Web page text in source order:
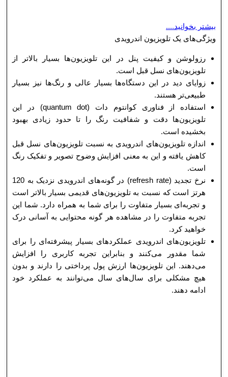
بیشتر بخوانید....
ویژگی‌های یک تلویزیون اندرویدی
رزولوشن و کیفیت پنل در این تلویزیون‌ها بسیار بالا‌تر از
تلویزیون‌های نسل قبل است.
زوایای دید در این دستگاه‌ها بسیار عالی و رنگ‌ها نیز بسیار
طبیعی‌تر هستند.
استفاده از فناوری کوانتوم دات (quantum dot) در این
تلویزیون‌ها دقت و شفافیت رنگ را تا حدود زیادی بهبود
بخشیده است.
اندازه تلویزیون‌های اندرویدی به نسبت تلویزیون‌های نسل قبل
کاهش یافته و این به معنی افزایش وضوح تصویر و تفکیک رنگ
است.
نرخ تجدید (refresh rate) در گونه‌های اندرویدی نزدیک به 120
هرتز است که نسبت به تلویزیون‌های قدیمی بسیار بالا‌تر است
و تجربه‌ای بسیار متفاوت را برای شما به همراه دارد. شما این
تجربه متفاوت را در مشاهده هر گونه محتوایی به آسانی درک
خواهید کرد.
تلویزیون‌های اندرویدی عملکرد‌های بسیار پیشرفته‌ای را برای
شما مقدور می‌کنند و بنابراین تجربه کاربری را افزایش
می‌دهند. این تلویزیون‌ها ارزش پول پرداختی را دارند و بدون
هیچ مشکلی برای سال‌های سال می‌توانند به عملکرد خود
ادامه دهند.